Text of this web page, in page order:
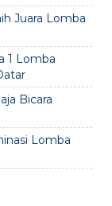
Juara Lomba
1 Lomba
Bicara
Lomba